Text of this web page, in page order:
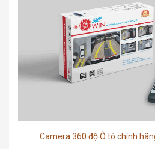
Camera 360 độ Ô tô chính